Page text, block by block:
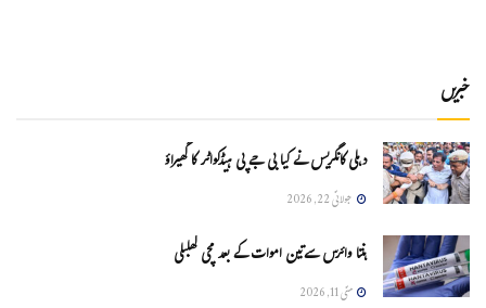
خبریں
دہلی کانگریس نے کیا بی جے پی ہیڈکواٹر کا گھیراؤ
جولائی 22, 2026
ہنتا وائرس سےتین اموات کے بعد مچی کھلبلی
مئی 11, 2026